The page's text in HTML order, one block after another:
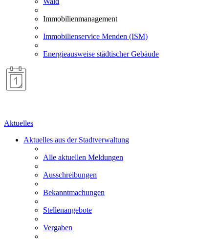
Immobilienmanagement
Immobilienservice Menden (ISM)
Energieausweise städtischer Gebäude
Aktuelles
Aktuelles aus der Stadtverwaltung
Alle aktuellen Meldungen
Ausschreibungen
Bekanntmachungen
Stellenangebote
Vergaben